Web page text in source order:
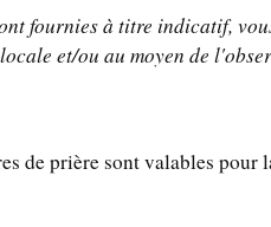
fournies à titre indicatif,
et/ou au moyen de
de prière sont valables